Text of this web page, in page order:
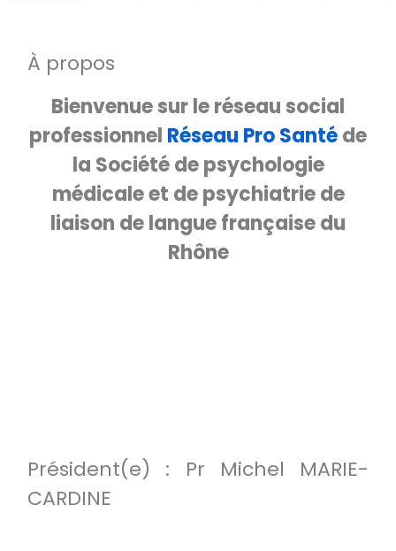
À propos
Bienvenue sur le réseau social
professionnel Réseau Pro Santéde
la Société de psychologie
médicale et de psychiatrie de
liaison de langue française du
Rhône
Président(e) : Pr Michel MARIE-
CARDINE